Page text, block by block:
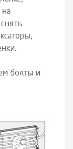
на
болты и